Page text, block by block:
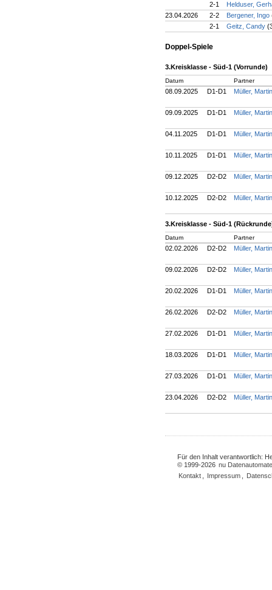
2-1
Helduser,
23.04.2026
2-2 Bergener, Ingo
2-1
Geitz, Candy
Doppel-Spiele
3.Kreisklasse - Süd-1 (Vorrunde)
Datum Partner
08.09.2025 D1-D1 Müller,
09.09.2025 D1-D1 Müller,
04.11.2025 D1-D1 Müller,
10.11.2025 D1-D1 Müller,
09.12.2025 D2-D2 Müller,
10.12.2025 D2-D2 Müller,
3.Kreisklasse - Süd-1
Datum Partner
02.02.2026 D2-D2 Müller,
09.02.2026 D2-D2 Müller,
20.02.2026 D1-D1 Müller,
26.02.2026 D2-D2 Müller,
27.02.2026 D1-D1 Müller,
18.03.2026 D1-D1 Müller,
27.03.2026 D1-D1 Müller,
23.04.2026 D2-D2 Müller,
Für den Inhalt verantwortlich:
© 1999-2026 nu
Kontakt
Impressum